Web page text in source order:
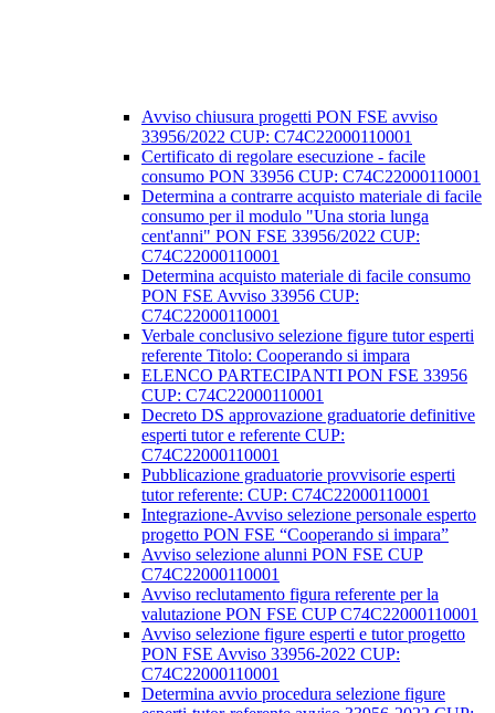
Avviso chiusura progetti PON FSE avviso
33956/2022 CUP: C74C22000110001
Certificato di regolare esecuzione - facile
consumo PON 33956 CUP: C74C22000110001
Determina a contrarre acquisto materiale di facile
consumo per il modulo "Una storia lunga
cent'anni" PON FSE 33956/2022 CUP:
C74C22000110001
Determina acquisto materiale di facile consumo
PON FSE Avviso 33956 CUP:
C74C22000110001
Verbale conclusivo selezione figure tutor esperti
referente Titolo: Cooperando si impara
ELENCO PARTECIPANTI PON FSE 33956
CUP: C74C22000110001
Decreto DS approvazione graduatorie definitive
esperti tutor e referente CUP:
C74C22000110001
Pubblicazione graduatorie provvisorie esperti
tutor referente: CUP: C74C22000110001
Integrazione-Avviso selezione personale esperto
progetto PON FSE “Cooperando si impara”
Avviso selezione alunni PON FSE CUP
C74C22000110001
Avviso reclutamento figura referente per la
valutazione PON FSE CUP C74C22000110001
Avviso selezione figure esperti e tutor progetto
PON FSE Avviso 33956-2022 CUP:
C74C22000110001
Determina avvio procedura selezione figure